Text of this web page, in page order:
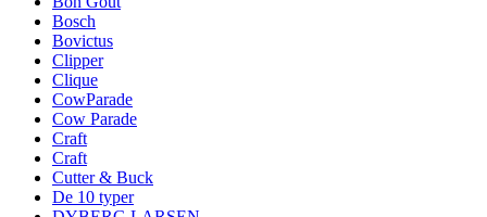
Bosch
Bovictus
Clipper
Clique
CowParade
Cow Parade
Craft
Craft
Cutter & Buck
De 10 typer